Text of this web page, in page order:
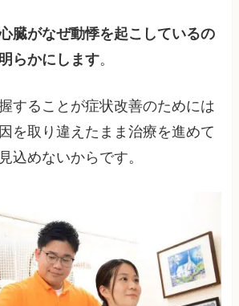
臓がなぜ動悸を起こしているの
らかにします。
することが症状改善のためには
を取り違えたまま治療を進めて
込めないからです。